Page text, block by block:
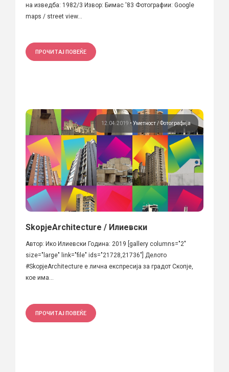
на изведба: 1982/3 Извор: Бимас '83 Фотографии: Google
maps / street view...
ПРОЧИТАЈ ПОВЕЌЕ
12.04.2019 •Уметност Фотографија
SkopjeArchitecture / Илиевски
Автор: Ико Илиевски Година: 2019 [gallery columns="2"
size="large" link="file" ids="21728,21736"] Делото
#SkopjeArchitecture е лична експресија за градот Скопје,
кое има...
ПРОЧИТАЈ ПОВЕЌЕ